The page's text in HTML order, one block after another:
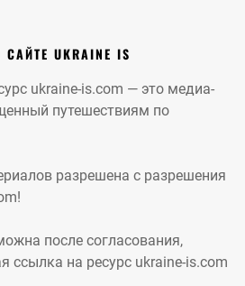
САЙТЕ UKRAINE IS
ukraine-is.com — это медиа-
путешествиям по
разрешена с разрешения
после согласования,
ссылка на ресурс ukraine-is.com